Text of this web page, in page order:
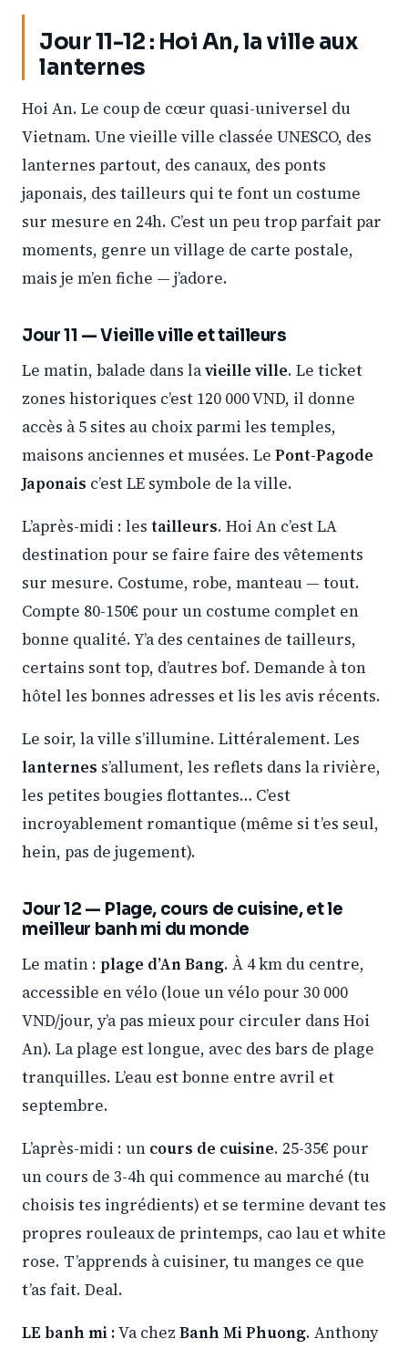
Jour 11-12 : Hoi An, la ville aux
lanternes
Hoi An. Le coup de cœur quasi-universel du
Vietnam. Une vieille ville classée UNESCO, des
lanternes partout, des canaux, des ponts
japonais, des tailleurs qui te font un costume
sur mesure en 24h. C’est un peu trop parfait par
moments, genre un village de carte postale,
mais je m’en fiche — j’adore.
Jour 11 — Vieille ville et tailleurs
Le matin, balade dans lavieille ville. Le ticket
zones historiques c’est 120 000 VND, il donne
accès à 5 sites au choix parmi les temples,
maisons anciennes et musées. Le Pont-Pagode
Japonais c’est LE symbole de la ville.
L’après-midi : les tailleurs. Hoi An c’est LA
destination pour se faire faire des vêtements
sur mesure. Costume, robe, manteau — tout.
Compte 80-150€ pour un costume complet en
bonne qualité. Y’a des centaines de tailleurs,
certains sont top, d’autres bof. Demande à ton
hôtel les bonnes adresses et lis les avis récents.
Le soir, la ville s’illumine. Littéralement. Les
lanternes s’allument, les reflets dans la rivière,
les petites bougies flottantes… C’est
incroyablement romantique (même si t’es seul,
hein, pas de jugement).
Jour 12 — Plage, cours de cuisine, et le
meilleur banh mi du monde
Le matin : plage d’An Bang. À 4 km du centre,
accessible en vélo (loue un vélo pour 30 000
VND/jour, y’a pas mieux pour circuler dans Hoi
An). La plage est longue, avec des bars de plage
tranquilles. L’eau est bonne entre avril et
septembre.
L’après-midi : un cours de cuisine. 25-35€ pour
un cours de 3-4h qui commence au marché (tu
choisis tes ingrédients) et se termine devant tes
propres rouleaux de printemps, cao lau et white
rose. T’apprends à cuisiner, tu manges ce que
t’as fait. Deal.
LE banh mi :Va chez Banh Mi Phuong. Anthony